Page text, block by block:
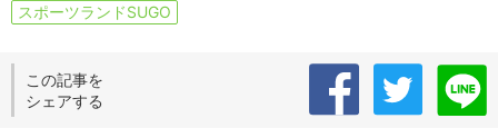
スポーツランドSUGO
この記事を
シェアする